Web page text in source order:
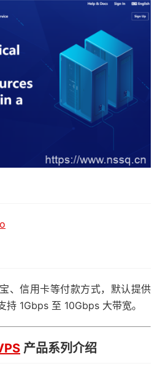
、信用卡等付款方式，默认提供
1Gbps 至 10Gbps 大带宽。
产品系列介绍